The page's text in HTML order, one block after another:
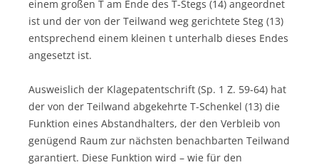
einem großen T am Ende des T-Stegs (14) angeordnet
ist und der von der Teilwand weg gerichtete Steg (13)
entsprechend einem kleinen t unterhalb dieses Endes
angesetzt ist.
Ausweislich der Klagepatentschrift (Sp. 1 Z. 59-64) hat
der von der Teilwand abgekehrte T-Schenkel (13) die
Funktion eines Abstandhalters, der den Verbleib von
genügend Raum zur nächsten benachbarten Teilwand
garantiert. Diese Funktion wird – wie für den